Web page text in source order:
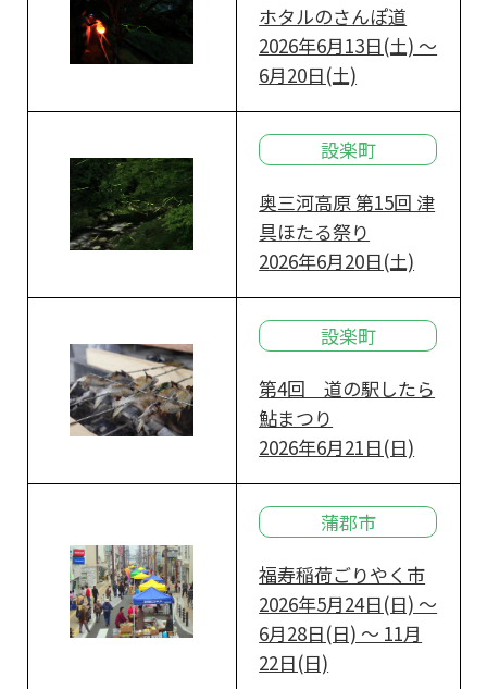
ホタルのさんぽ道
2026年6月13日(土) ～
6月20日(土)
設楽町
奥三河高原 第15回 津
具ほたる祭り
2026年6月20日(土)
設楽町
第4回 道の駅したら
鮎まつり
2026年6月21日(日)
蒲郡市
福寿稲荷ごりやく市
2026年5月24日(日) ～
6月28日(日) ～ 11月
22日(日)